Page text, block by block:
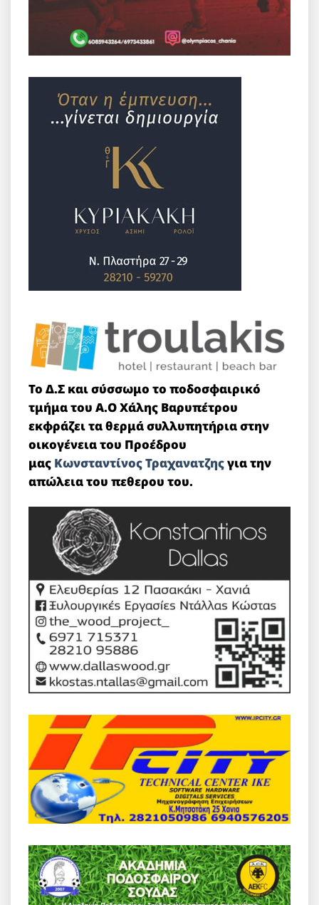
Το Δ.Σ και σύσσωμο το ποδοσφαιρικό
τμήμα του Α.Ο Χάλης Βαρυπέτρου
εκφράζει τα θερμά συλλυπητήρια στην
οικογένεια του Προέδρου
μας Κωνσταντίνος Τραχανατζηςγια την
απώλεια του πεθερου του.